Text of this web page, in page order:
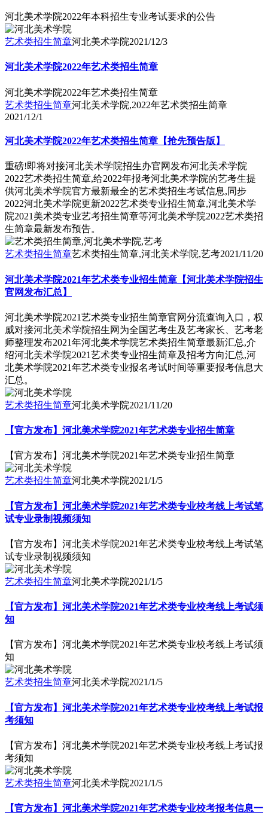
河北美术学院2022年本科招生专业考试要求的公告
艺术类招生简章河北美术学院2021/12/3
河北美术学院2022年艺术类招生简章
河北美术学院2022年艺术类招生简章
艺术类招生简章河北美术学院,2022年艺术类招生简章
2021/12/1
河北美术学院2022年艺术类招生简章【抢先预告版】
重磅!即将对接河北美术学院招生办官网发布河北美术学院
2022艺术类招生简章,给2022年报考河北美术学院的艺考生提
供河北美术学院官方最新最全的艺术类招生考试信息,同步
2022河北美术学院更新2022艺术类专业招生简章,河北美术学
院2021美术类专业艺考招生简章等河北美术学院2022艺术类招
生简章最新发布预告。
艺术类招生简章艺术类招生简章,河北美术学院,艺考2021/11/20
河北美术学院2021年艺术类专业招生简章【河北美术学院招生
官网发布汇总】
河北美术学院2021艺术类专业招生简章官网分流查询入口，权
威对接河北美术学院招生网为全国艺考生及艺考家长、艺考老
师整理发布2021年河北美术学院艺术类招生简章最新汇总,介
绍河北美术学院2021艺术类专业招生简章及招考方向汇总,河
北美术学院2021年艺术类专业报名考试时间等重要报考信息大
汇总。
艺术类招生简章河北美术学院2021/11/20
【官方发布】河北美术学院2021年艺术类专业招生简章
【官方发布】河北美术学院2021年艺术类专业招生简章
艺术类招生简章河北美术学院2021/1/5
【官方发布】河北美术学院2021年艺术类专业校考线上考试笔
试专业录制视频须知
【官方发布】河北美术学院2021年艺术类专业校考线上考试笔
试专业录制视频须知
艺术类招生简章河北美术学院2021/1/5
【官方发布】河北美术学院2021年艺术类专业校考线上考试须
知
【官方发布】河北美术学院2021年艺术类专业校考线上考试须
知
艺术类招生简章河北美术学院2021/1/5
【官方发布】河北美术学院2021年艺术类专业校考线上考试报
考须知
【官方发布】河北美术学院2021年艺术类专业校考线上考试报
考须知
艺术类招生简章河北美术学院2021/1/5
【官方发布】河北美术学院2021年艺术类专业校考报考信息一